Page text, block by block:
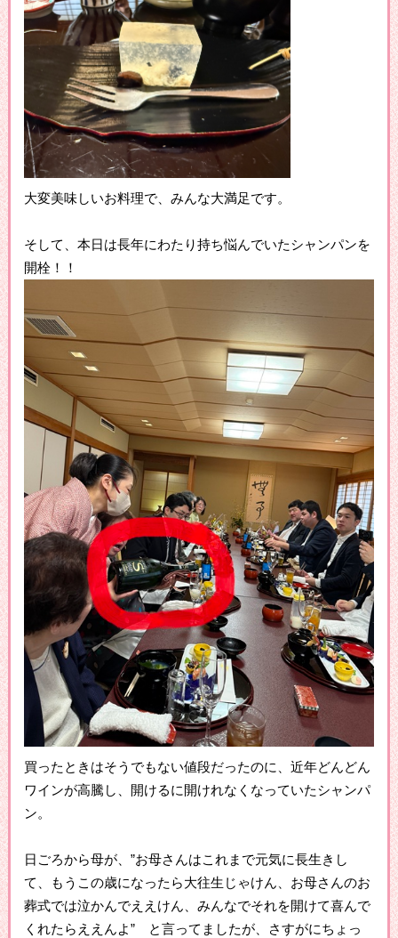
大変美味しいお料理で、みんな大満足です。
そして、本日は長年にわたり持ち悩んでいたシャンパンを
開栓！！
買ったときはそうでもない値段だったのに、近年どんどん
ワインが高騰し、開けるに開けれなくなっていたシャンパ
ン。
日ごろから母が、”お母さんはこれまで元気に長生きし
て、もうこの歳になったら大往生じゃけん、お母さんのお
葬式では泣かんでええけん、みんなでそれを開けて喜んで
くれたらええんよ” と言ってましたが、さすがにちょっ